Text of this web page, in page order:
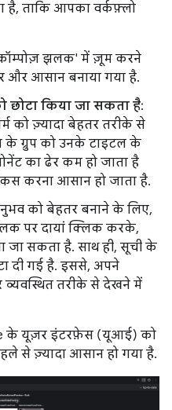
है, ताकि आपका वर्कफ़्लो
झलक' में ज़ूम करने
और आसान बनाया गया है.
छोटा किया जा सकता है:
को ज़्यादा बेहतर तरीके से
के ग्रुप को उनके टाइटल के
का ढेर कम हो जाता है
करना आसान हो जाता है.
को बेहतर बनाने के लिए,
पर दायां क्लिक करके,
जा सकता है. साथ ही, सूची के
दी गई है. इससे, अपने
तरीके से देखने में
के यूज़र इंटरफ़ेस (यूआई) को
से ज़्यादा आसान हो गया है.